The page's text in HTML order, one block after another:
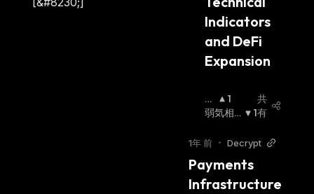
Indicators
and DeFi
Expansion
強
気
場
1
弱気相
1
共
有
1年 前 • Decrypt
Payments
Infrastructure